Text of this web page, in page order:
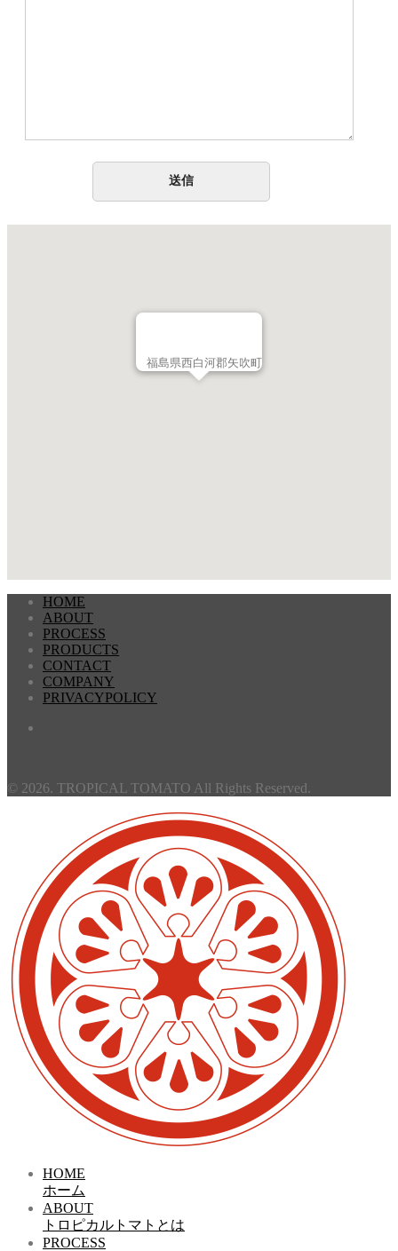
福島県西白河郡矢吹町
HOME
ABOUT
PROCESS
PRODUCTS
CONTACT
COMPANY
PRIVACYPOLICY
© 2026. TROPICAL TOMATO All Rights Reserved.
HOME
ホーム
ABOUT
トロピカルトマトとは
PROCESS